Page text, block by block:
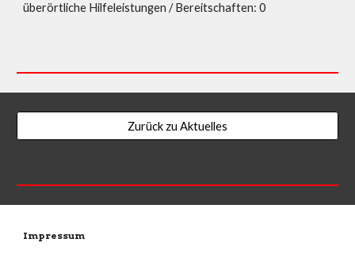
überörtliche Hilfeleistungen / Bereitschaften: 0
Zurück zu Aktuelles
Impressum